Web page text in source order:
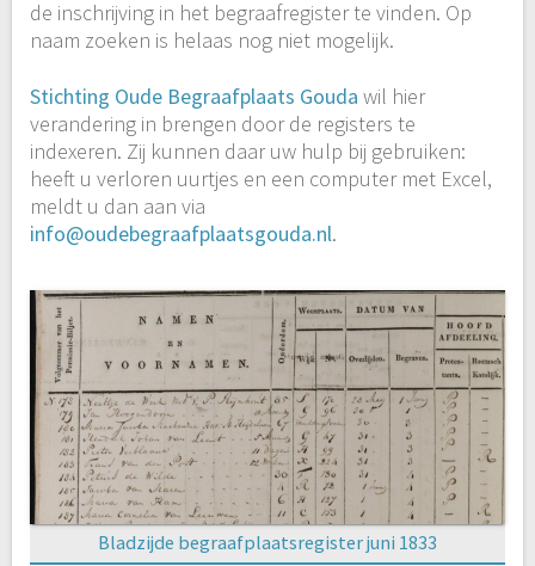
de inschrijving in het begraafregister te vinden. Op
naam zoeken is helaas nog niet mogelijk.
Stichting Oude Begraafplaats Gouda wil hier
verandering in brengen door de registers te
indexeren. Zij kunnen daar uw hulp bij gebruiken:
heeft u verloren uurtjes en een computer met Excel,
meldt u dan aan via
info@oudebegraafplaatsgouda.nl.
Bladzijde begraafplaatsregister juni 1833